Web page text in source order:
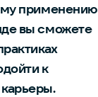
применению
вы сможете
к